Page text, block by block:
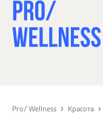
Pro/ Wellness Красота
СПОРТ